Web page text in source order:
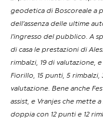
geodetica di Boscoreale a
dell’assenza delle ultime
l’ingresso del pubblico. A
di casa le prestazioni di
rimbalzi, 19 di valutazione,
Fiorillo, 15 punti, 5 rimbalzi,
valutazione. Bene anche
assist, e Vranjes che mette
doppia con 12 punti e 12